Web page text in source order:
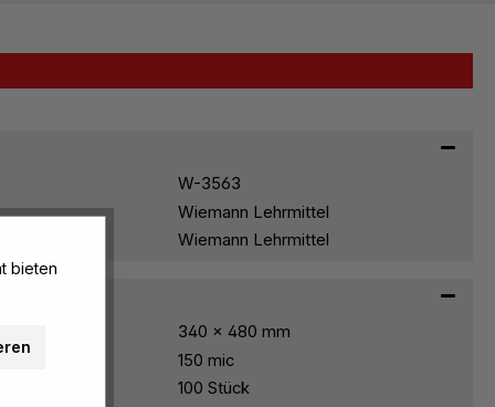
W-3563
Wiemann Lehrmittel
Wiemann Lehrmittel
340 x 480 mm
150 mic
100 Stück
bieten